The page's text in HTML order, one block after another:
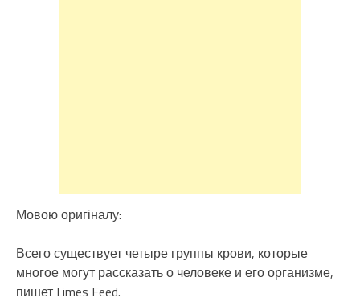
Мовою оригіналу:
Всего существует четыре группы крови, которые
многое могут рассказать о человеке и его организме,
пишет Limes Feed.